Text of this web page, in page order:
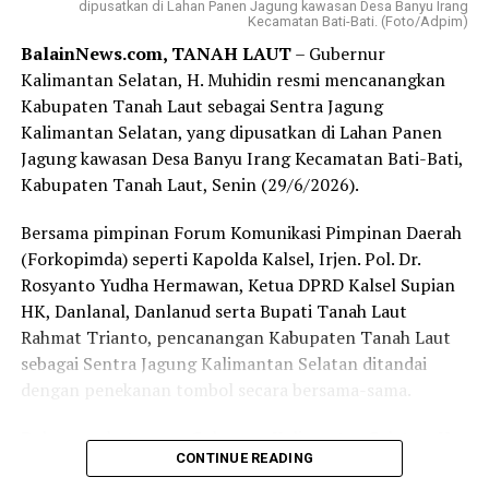
berhasil diretas, dengan membuka 90 akun kripto dan
membuka 45 rekening bank yang diperintahkan oleh
Alcaz dan Tesevetanov.
Dalam melancarkan aksinya, komplotan peretas ini
sengaja bekerja pada hari libur. Mereka memanfaatkan
momen libur untuk menjebol sistem keamanan bank,
dan menguras habis rekening nasabah.
Hasil penyelidikan polisi, mereka selalu menargetkan
bank milik pemerintah daerah. Bahkan, setelah berhasil
menjebol Bank Jambi, komplotan ini juga sudah
menargetkan bank lainnya.
“Kalau tidak kita tangkap, mereka sudah menargetkan
bank lain, dan tinggal beraksi saja. Semua sudah mereka
ujar Taufik.
dipusatkan di Lahan Panen Jagung kawasan Desa Banyu Irang
Kecamatan Bati-Bati. (Foto/Adpim)
BalainNews.com, TANAH LAUT– Gubernur
Kalimantan Selatan, H. Muhidin resmi mencanangkan
Kabupaten Tanah Laut sebagai Sentra Jagung
Kalimantan Selatan, yang dipusatkan di Lahan Panen
Jagung kawasan Desa Banyu Irang Kecamatan Bati-Bati,
Kabupaten Tanah Laut, Senin (29/6/2026).
Bersama pimpinan Forum Komunikasi Pimpinan Daerah
(Forkopimda) seperti Kapolda Kalsel, Irjen. Pol. Dr.
Rosyanto Yudha Hermawan, Ketua DPRD Kalsel Supian
HK, Danlanal, Danlanud serta Bupati Tanah Laut
Rahmat Trianto, pencanangan Kabupaten Tanah Laut
sebagai Sentra Jagung Kalimantan Selatan ditandai
dengan penekanan tombol secara bersama-sama.
Dalam sambutannya, Gubernur Kalimantan Selatan, H.
Muhidin mengaku bangga dan bersyukur atas
CONTINUE READING